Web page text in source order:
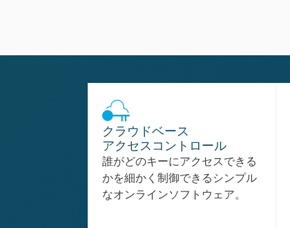
クラウドベース
アクセスコントロール
誰がどのキーにアクセスできる
かを細かく制御できるシンプル
なオンラインソフトウェア。